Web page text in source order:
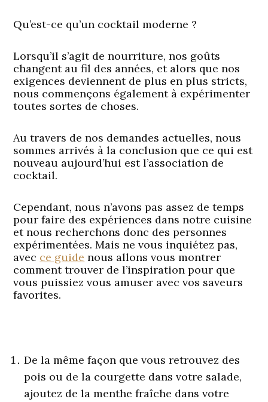
Qu’est-ce qu’un cocktail moderne ?
Lorsqu’il s’agit de nourriture, nos goûts
changent au fil des années, et alors que nos
exigences deviennent de plus en plus stricts,
nous commençons également à expérimenter
toutes sortes de choses.
Au travers de nos demandes actuelles, nous
sommes arrivés à la conclusion que ce qui est
nouveau aujourd’hui est l’association de
cocktail.
Cependant, nous n’avons pas assez de temps
pour faire des expériences dans notre cuisine
et nous recherchons donc des personnes
expérimentées. Mais ne vous inquiétez pas,
avec ce guide nous allons vous montrer
comment trouver de l’inspiration pour que
vous puissiez vous amuser avec vos saveurs
favorites.
De la même façon que vous retrouvez des
pois ou de la courgette dans votre salade,
ajoutez de la menthe fraîche dans votre